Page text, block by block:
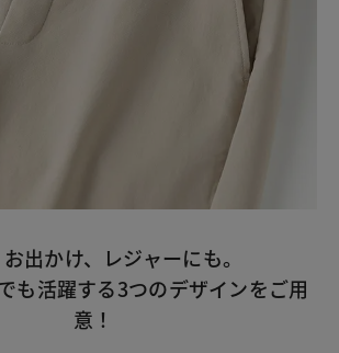
出かけ、レジャーにも。
も活躍する3つのデザインをご用
意！